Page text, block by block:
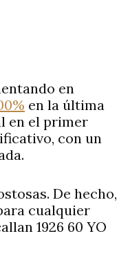
en
en la última
en el primer
con un
De hecho,
cualquier
1926 60 YO